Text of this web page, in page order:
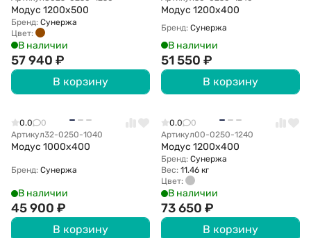
Модус 1200х500
Бренд: Сунержа
Цвет:
В наличии
57 940 ₽
В корзину
Модус 1200х400
Бренд: Сунержа
В наличии
51 550 ₽
В корзину
0.0
0
Артикул32-0250-1040
Модус 1000х400
Бренд: Сунержа
В наличии
45 900 ₽
В корзину
0.0
0
Артикул00-0250-1240
Модус 1200х400
Бренд: Сунержа
Вес: 11.46 кг
Цвет:
В наличии
73 650 ₽
В корзину